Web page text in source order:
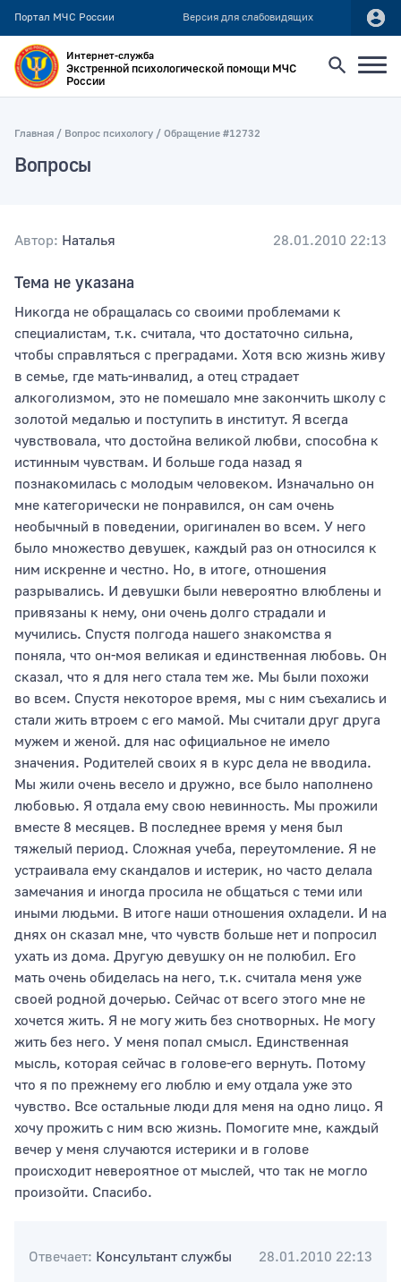
Портал МЧС России Версия для слабовидящих
Искать по:
Публикация не ранее
Публикация не позднее
Тип раздела
Интернет-служба
Экстренной психологической помощи МЧС
России
Главная Вопрос психологу Обращение #12732
Вопросы
Автор: Наталья 28.01.2010 22:13
Тема не указана
Никогда не обращалась со своими проблемами к
специалистам, т.к. считала, что достаточно сильна,
чтобы справляться с преградами. Хотя всю жизнь живу
в семье, где мать-инвалид, а отец страдает
алкоголизмом, это не помешало мне закончить школу с
золотой медалью и поступить в институт. Я всегда
чувствовала, что достойна великой любви, способна к
истинным чувствам. И больше года назад я
познакомилась с молодым человеком. Изначально он
мне категорически не понравился, он сам очень
необычный в поведении, оригинален во всем. У него
было множество девушек, каждый раз он относился к
ним искренне и честно. Но, в итоге, отношения
разрывались. И девушки были невероятно влюблены и
привязаны к нему, они очень долго страдали и
мучились. Спустя полгода нашего знакомства я
поняла, что он-моя великая и единственная любовь. Он
сказал, что я для него стала тем же. Мы были похожи
во всем. Спустя некоторое время, мы с ним съехались и
стали жить втроем с его мамой. Мы считали друг друга
мужем и женой. для нас официальное не имело
значения. Родителей своих я в курс дела не вводила.
Мы жили очень весело и дружно, все было наполнено
любовью. Я отдала ему свою невинность. Мы прожили
вместе 8 месяцев. В последнее время у меня был
тяжелый период. Сложная учеба, переутомление. Я не
устраивала ему скандалов и истерик, но часто делала
замечания и иногда просила не общаться с теми или
иными людьми. В итоге наши отношения охладели. И на
днях он сказал мне, что чувств больше нет и попросил
ухать из дома. Другую девушку он не полюбил. Его
мать очень обиделась на него, т.к. считала меня уже
своей родной дочерью. Сейчас от всего этого мне не
хочется жить. Я не могу жить без снотворных. Не могу
жить без него. У меня попал смысл. Единственная
мысль, которая сейчас в голове-его вернуть. Потому
что я по прежнему его люблю и ему отдала уже это
чувство. Все остальные люди для меня на одно лицо. Я
хочу прожить с ним всю жизнь. Помогите мне, каждый
вечер у меня случаются истерики и в голове
происходит невероятное от мыслей, что так не могло
произойти. Спасибо.
Отвечает: Консультант службы 28.01.2010 22:13